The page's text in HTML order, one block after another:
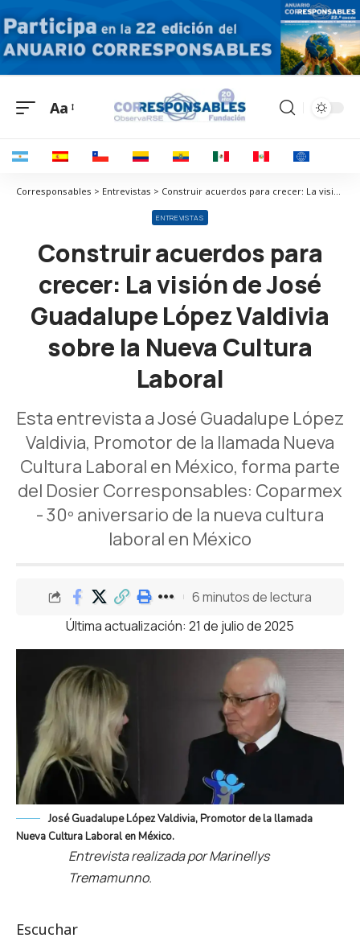
Aa
Corresponsables > Entrevistas > Construir acuerdos para crecer: La visión de José Guadalupe López Valdivia sobre la Nueva Cultura Laboral
ENTREVISTAS
Construir acuerdos para
crecer: La visión de José
Guadalupe López Valdivia
sobre la Nueva Cultura
Laboral
Esta entrevista a José Guadalupe López
Valdivia, Promotor de la llamada Nueva
Cultura Laboral en México, forma parte
del Dosier Corresponsables: Coparmex
- 30º aniversario de la nueva cultura
laboral en México
Última actualización: 21 de julio de 2025
6 minutos de lectura
José Guadalupe López Valdivia, Promotor de la llamada
Nueva Cultura Laboral en México.
Entrevista realizada por Marinellys
Tremamunno.
Escuchar